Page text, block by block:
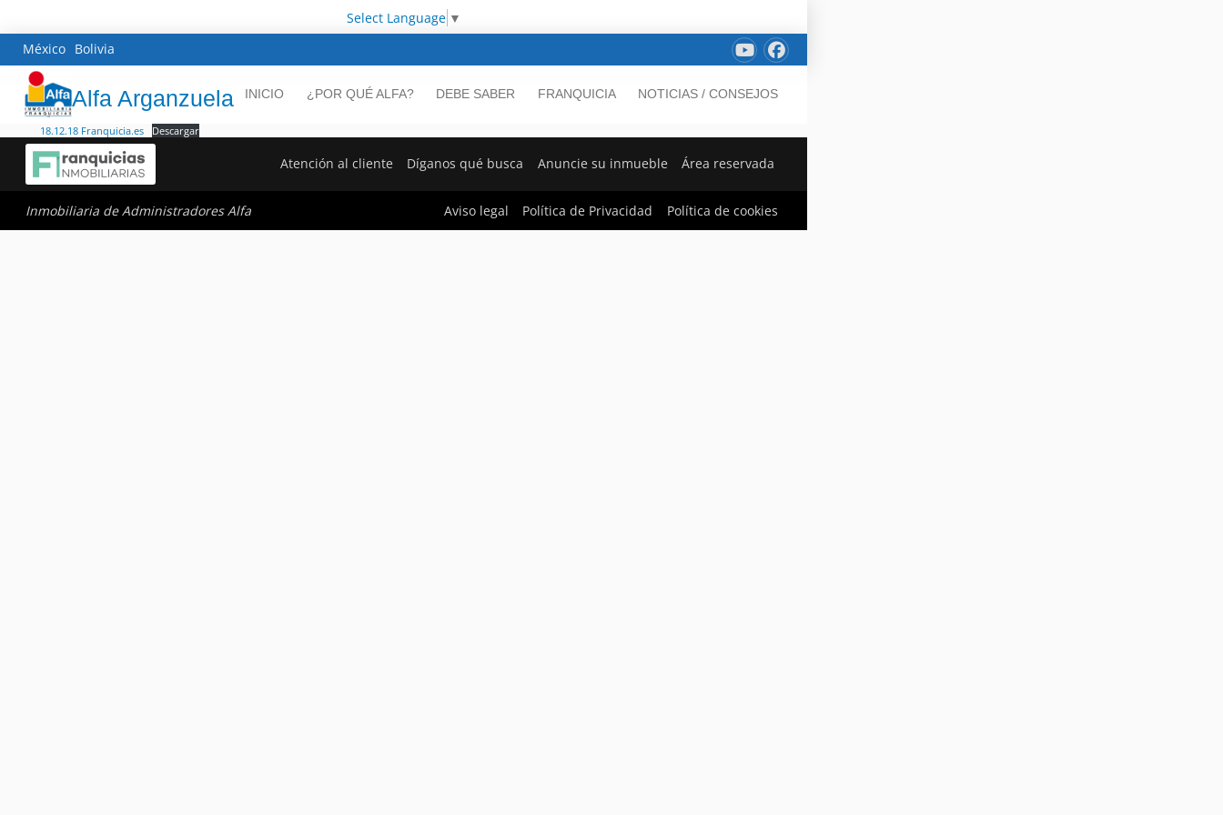
Select Language ▼
México Bolivia
Alfa Arganzuela INICIO ¿POR QUÉ ALFA? DEBE SABER FRANQUICIA NOTICIAS / CONSEJOS
18.12.18 Franquicia.es Descargar
Atención al cliente Díganos qué busca Anuncie su inmueble Área reservada
Inmobiliaria de Administradores Alfa Aviso legal Política de Privacidad Política de cookies